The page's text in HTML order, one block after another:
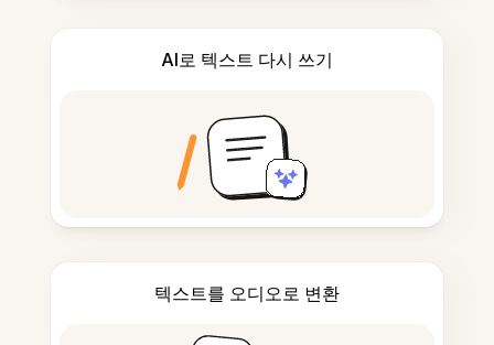
AI로 텍스트 다시 쓰기
텍스트를 오디오로 변환